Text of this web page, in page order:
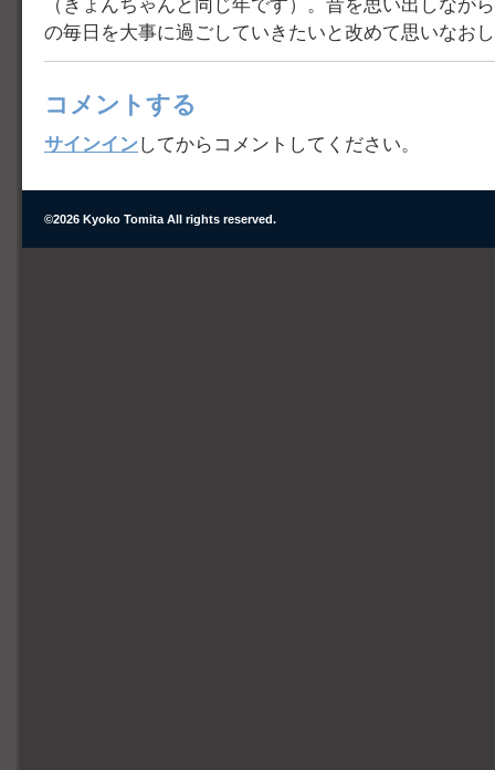
（きょんちゃんと同じ年です）。昔を思い出しなが
の毎日を大事に過ごしていきたいと改めて思いなお
コメントする
サインインしてからコメントしてください。
©2026 Kyoko Tomita All rights reserved.